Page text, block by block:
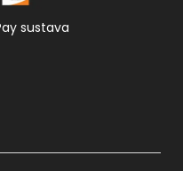
sustava